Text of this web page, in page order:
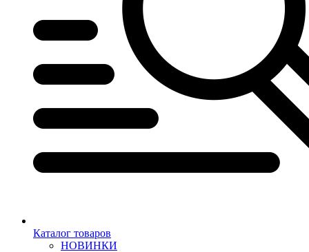
Каталог товаров
НОВИНКИ